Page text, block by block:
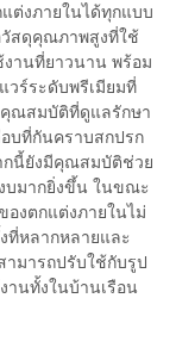
ต่งภายในได้ทุกแบบ
สดุคุณภาพสูงที่ใช้
านที่ยาวนาน พร้อม
วร์ระดับพรีเมียมที่
ณสมบัติที่ดูแลรักษา
อบที่กันคราบสกปรก
กนี้ยังมีคุณสมบัติช่วย
บมากยิ่งขึ้น ในขณะ
องตกแต่งภายในไม่
ที่หลากหลายและ
มารถปรับใช้กับรูป
านทั้งในบ้านเรือน